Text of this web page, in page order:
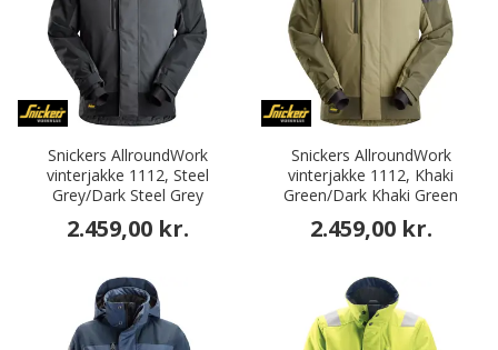
Snickers AllroundWork
vinterjakke 1112, Steel
Grey/Dark Steel Grey
2.459,00 kr.
Snickers AllroundWork
vinterjakke 1112, Khaki
Green/Dark Khaki Green
2.459,00 kr.